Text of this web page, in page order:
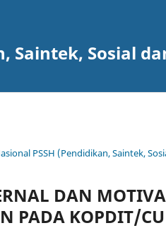
Saintek, Sosial
PSSH (Pendidikan, Saintek,
DAN
PADA KOPDIT/